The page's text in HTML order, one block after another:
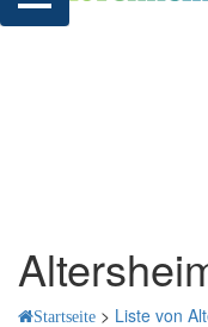
Startseite > Liste von